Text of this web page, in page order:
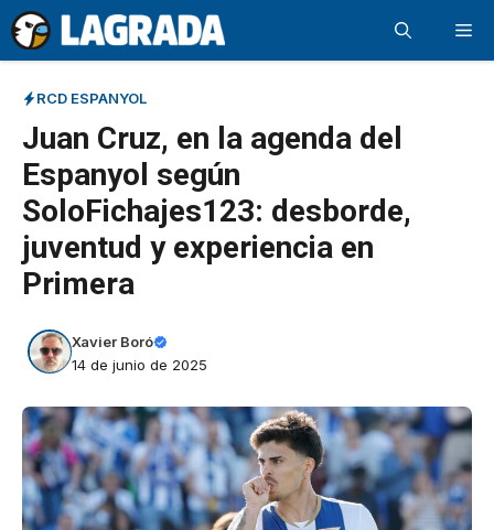
Saltar
al
contenido
RCD ESPANYOL
Juan Cruz, en la agenda del
Espanyol según
SoloFichajes123: desborde,
juventud y experiencia en
Primera
Xavier Boró
14 de junio de 2025